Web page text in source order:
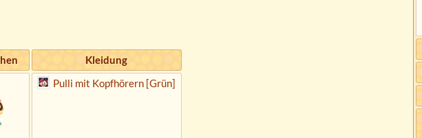
Kleidung
Pulli mit Kopfhörern [Grün]